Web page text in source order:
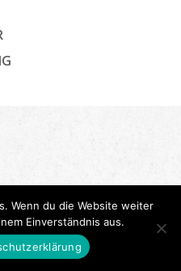
Wenn du die Website weiter
Einverständnis aus.